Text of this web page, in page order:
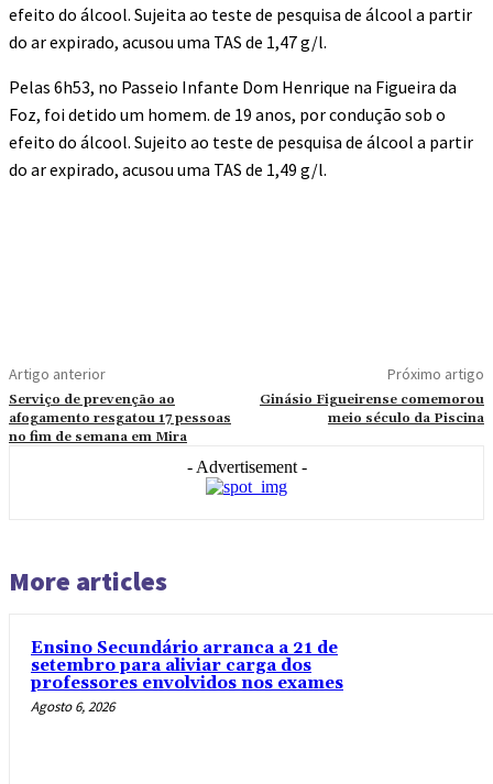
efeito do álcool. Sujeita ao teste de pesquisa de álcool a partir
do ar expirado, acusou uma TAS de 1,47 g/l.
Pelas 6h53, no Passeio Infante Dom Henrique na Figueira da
Foz, foi detido um homem. de 19 anos, por condução sob o
efeito do álcool. Sujeito ao teste de pesquisa de álcool a partir
do ar expirado, acusou uma TAS de 1,49 g/l.
Artigo anterior
Serviço de prevenção ao
afogamento resgatou 17 pessoas
no fim de semana em Mira
Próximo artigo
Ginásio Figueirense comemorou
meio século da Piscina
- Advertisement -
More articles
Ensino Secundário arranca a 21 de
setembro para aliviar carga dos
professores envolvidos nos exames
Agosto 6, 2026